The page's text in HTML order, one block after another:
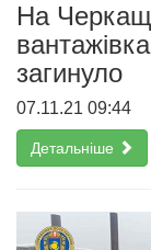
На
загинуло
07.11.21 09:44
Детальніше